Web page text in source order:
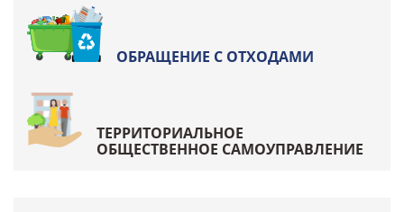
ОБРАЩЕНИЕ С ОТХОДАМИ
ТЕРРИТОРИАЛЬНОЕ
ОБЩЕСТВЕННОЕ САМОУПРАВЛЕНИЕ